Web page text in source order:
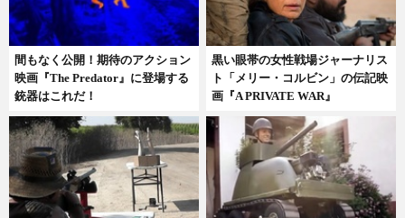
間もなく公開！期待のアクション
映画『The Predator』に登場する
銃器はこれだ！
黒い眼帯の女性戦場ジャーナリス
ト「メリー・コルビン」の伝記映
画『A PRIVATE WAR』